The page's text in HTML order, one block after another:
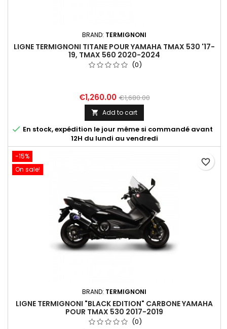
BRAND: TERMIGNONI
LIGNE TERMIGNONI TITANE POUR YAMAHA TMAX 530 '17-
19, TMAX 560 2020-2024
(0)
€1,260.00 €1,680.00
 Add to cart
 En stock, expédition le jour même si commandé avant
12H du lundi au vendredi
-15%
On sale!
BRAND: TERMIGNONI
LIGNE TERMIGNONI "BLACK EDITION" CARBONE YAMAHA
POUR TMAX 530 2017-2019
(0)
favorite_border